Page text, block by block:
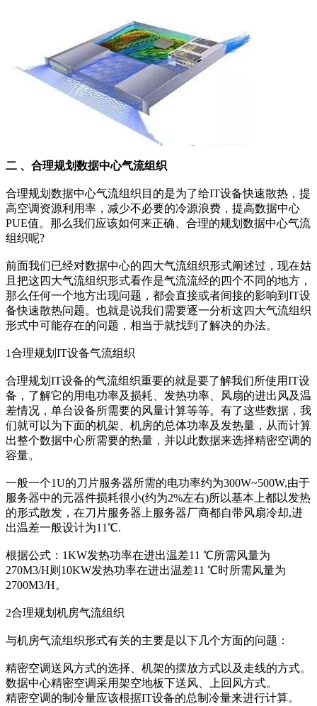
二 、合理规划数据中心气流组织
合理规划数据中心气流组织目的是为了给IT设备快速散热，提
高空调资源利用率，减少不必要的冷源浪费，提高数据中心
PUE值。那么我们应该如何来正确、合理的规划数据中心气流
组织呢?
前面我们已经对数据中心的四大气流组织形式阐述过，现在姑
且把这四大气流组织形式看作是气流流经的四个不同的地方，
那么任何一个地方出现问题，都会直接或者间接的影响到IT设
备快速散热问题。也就是说我们需要逐一分析这四大气流组织
形式中可能存在的问题，相当于就找到了解决的办法。
1合理规划IT设备气流组织
合理规划IT设备的气流组织重要的就是要了解我们所使用IT设
备，了解它的用电功率及损耗、发热功率、风扇的进出风及温
差情况，单台设备所需要的风量计算等等。有了这些数据，我
们就可以为下面的机架、机房的总体功率及发热量，从而计算
出整个数据中心所需要的热量，并以此数据来选择精密空调的
容量。
一般一个1U的刀片服务器所需的电功率约为300W~500W,由于
服务器中的元器件损耗很小(约为2%左右)所以基本上都以发热
的形式散发，在刀片服务器上服务器厂商都自带风扇冷却,进
出温差一般设计为11℃.
根据公式：1KW发热功率在进出温差11 ℃所需风量为
270M3/H则10KW发热功率在进出温差11 ℃时所需风量为
2700M3/H。
2合理规划机房气流组织
与机房气流组织形式有关的主要是以下几个方面的问题：
精密空调送风方式的选择、机架的摆放方式以及走线的方式。
数据中心精密空调采用架空地板下送风、上回风方式。
精密空调的制冷量应该根据IT设备的总制冷量来进行计算。